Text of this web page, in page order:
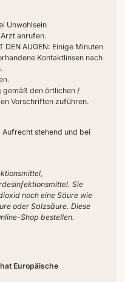
Unwohlsein
Arzt anrufen.
DEN AUGEN: Einige Minuten
Kontaktlinsen nach
gemäß den örtlichen /
Vorschriften zuführen.
Aufrecht stehend und bei
Sie
noch eine Säure wie
oder Salzsäure. Diese
Shop bestellen.
Europäische